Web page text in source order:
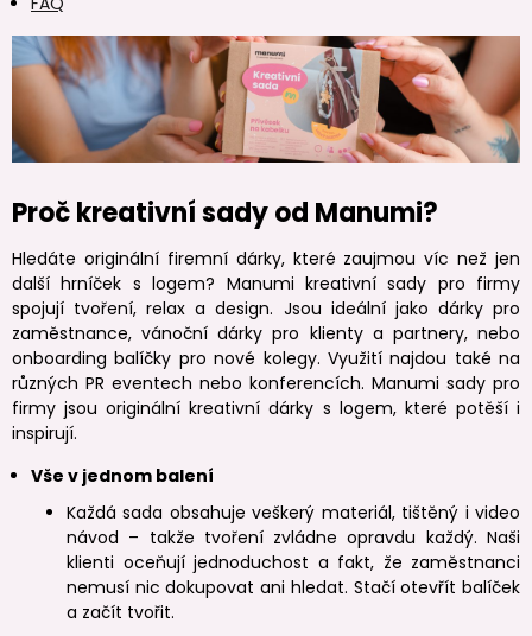
Proč kreativní sady od Manumi?
Hledáte originální firemní dárky, které zaujmou víc než jen
další hrníček s logem? Manumi kreativní sady pro firmy
spojují tvoření, relax a design. Jsou ideální jako dárky pro
zaměstnance, vánoční dárky pro klienty a partnery, nebo
onboarding balíčky pro nové kolegy. Využití najdou také na
různých PR eventech nebo konferencích. Manumi sady pro
firmy jsou originální kreativní dárky s logem, které potěší i
inspirují.
Vše v jednom balení
Každá sada obsahuje veškerý materiál, tištěný i video
návod – takže tvoření zvládne opravdu každý. Naši
klienti oceňují jednoduchost a fakt, že zaměstnanci
nemusí nic dokupovat ani hledat. Stačí otevřít balíček
a začít tvořit.